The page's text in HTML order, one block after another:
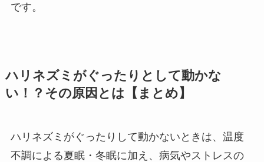
です。
ハリネズミがぐったりとして動かな
い！？その原因とは【まとめ】
ハリネズミがぐったりして動かないときは、温度
不調による夏眠・冬眠に加え、病気やストレスの